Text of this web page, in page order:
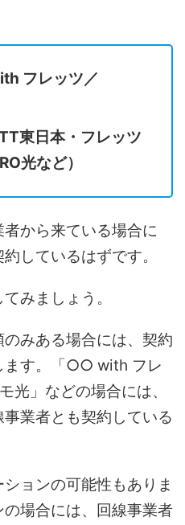
フレッツ／
東日本・フレッツ
光など）
から来ている場合に
しているはずです。
みましょう。
みある場合には、契約
ます。「○○ with フレ
」などの場合には、
業者とも契約している
ョンの可能性もありま
場合には、回線事業者